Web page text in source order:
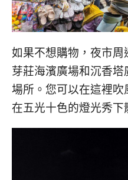
如果不想購物，夜市
芽莊海濱廣場和沉香
場所。您可以在這裡
在五光十色的燈光秀下